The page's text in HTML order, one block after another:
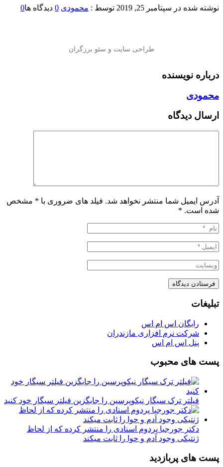
نوشته شده در سپتامبر 25, 2019 توسط : محمودی 0 دیدگاه ها0
درباره نویسنده
محمودی
ارسال دیدگاه
آدرس ایمیل شما منتشر نخواهد شد. فیلد های ضروری با * مشخص
شده است. *
تبلیغات
رایگان اس ام اس
شرکت نرم افزاری مازندران
پنل اس ام اس
پست های محبوب
فیلتر ترک سیگار نیکوپرسین را جایگزین فیلتر سیگار خود کنید
دکتر جورجیا پردوم اسنادی را منتشر کرده که از لحاظ
ژنتیکی وجود آدم و حوا را ثابت میکند
پست های پربازدید